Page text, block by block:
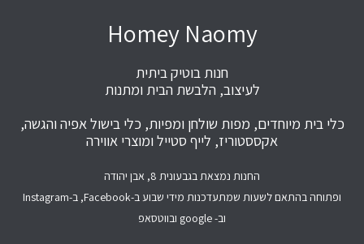
Homey Naomy
חנות בוטיק ביתית
לעיצוב, הלבשת הבית ומתנות
כלי בית מיוחדים, מפות שולחן ומפיות, כלי בישול אפיה והגשה,
אקססטוריז, לייף סטייל ומוצרי אווירה
החנות נמצאת בגבעונית 8, אבן יהודה
ופתוחה בהתאם לשעות שמתעדכנות מידי שבוע ב-Facebook, ב-Instagram
וב- google ובווטסאפ